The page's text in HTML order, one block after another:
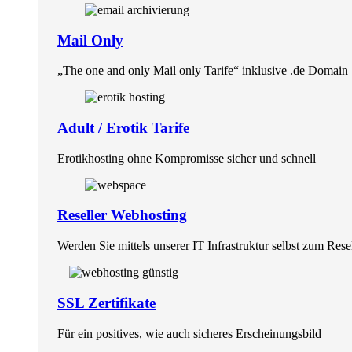
Mail Only
„The one and only Mail only Tarife“ inklusive .de Domain
Adult / Erotik Tarife
Erotikhosting ohne Kompromisse sicher und schnell
Reseller Webhosting
Werden Sie mittels unserer IT Infrastruktur selbst zum
SSL Zertifikate
Für ein positives, wie auch sicheres Erscheinungsbild